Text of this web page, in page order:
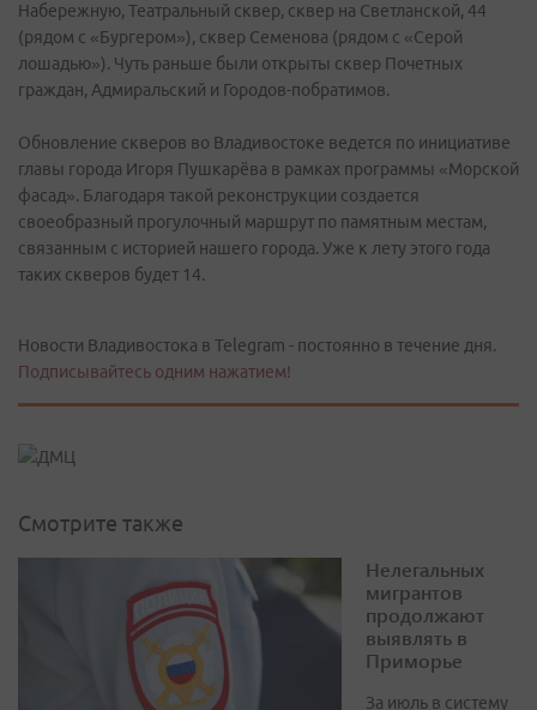
Набережную, Театральный сквер, сквер на Светланской, 44
(рядом с «Бургером»), сквер Семенова (рядом с «Серой
лошадью»). Чуть раньше были открыты сквер Почетных
граждан, Адмиральский и Городов-побратимов.
Обновление скверов во Владивостоке ведется по инициативе
главы города Игоря Пушкарёва в рамках программы «Морской
фасад». Благодаря такой реконструкции создается
своеобразный прогулочный маршрут по памятным местам,
связанным с историей нашего города. Уже к лету этого года
таких скверов будет 14.
Новости Владивостока в Telegram - постоянно в течение дня.
Подписывайтесь одним нажатием!
Смотрите также
Нелегальных
мигрантов
продолжают
выявлять в
Приморье
За июль в систему